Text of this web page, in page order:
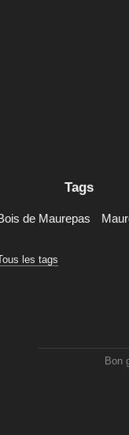
Tags
de Maurepas
les tags
Bon